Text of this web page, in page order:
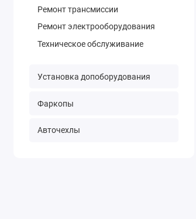
Ремонт трансмиссии
Ремонт электрооборудования
Техническое обслуживание
Установка допоборудования
Фаркопы
Авточехлы